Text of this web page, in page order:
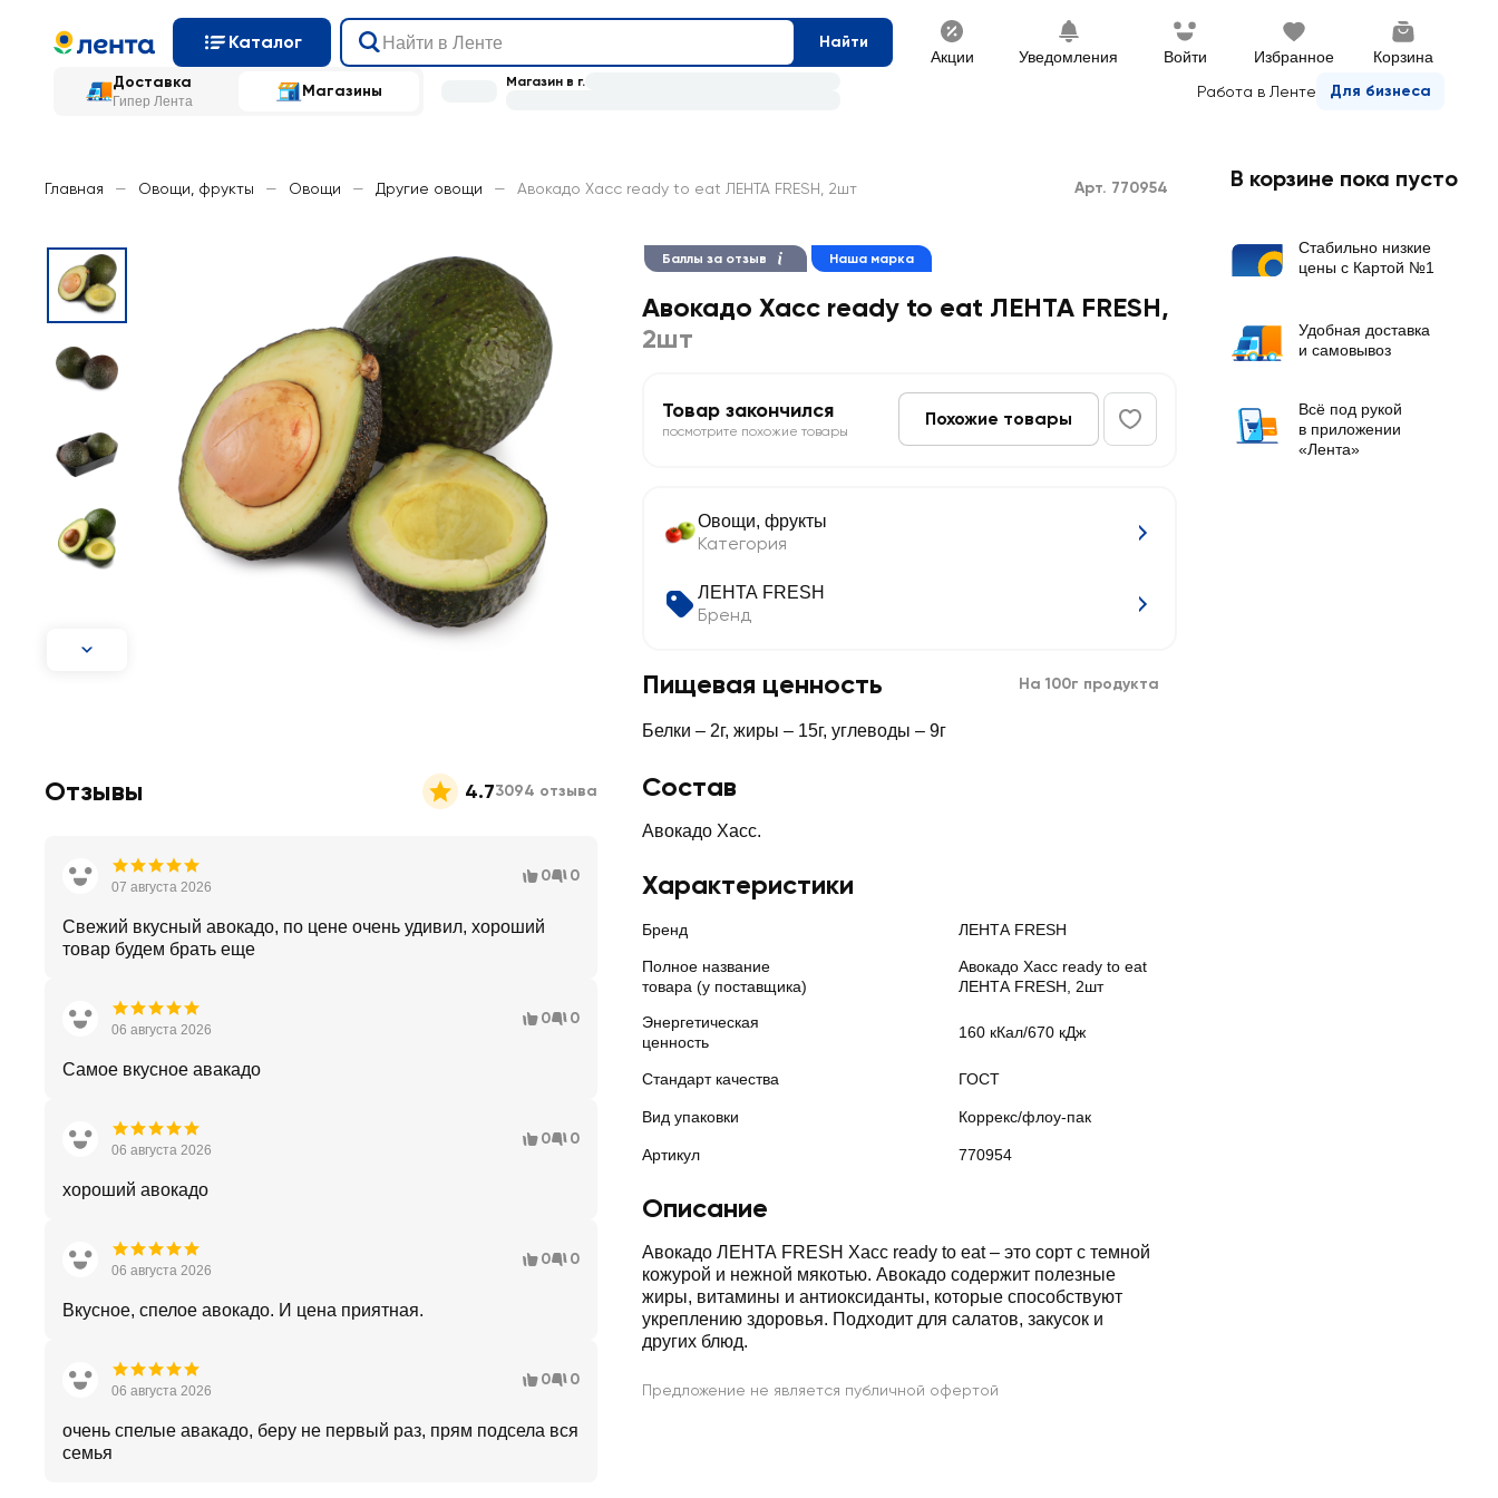
Каталог Найти
Акции Уведомления Войти Избранное Корзина
Доставка
Гипер Лента
Магазины Работа в Ленте Для бизнеса
Магазин в г.
Главная — Овощи, фрукты — Овощи — Другие овощи — Авокадо Хасс ready to eat ЛЕНТА FRESH, 2шт Арт. 770954
Баллы за отзыв Наша марка
Авокадо Хасс ready to eat ЛЕНТА FRESH,
2шт
Товар закончился
посмотрите похожие товары
Похожие товары
Овощи, фрукты
Категория
ЛЕНТА FRESH
Бренд
Пищевая ценность На 100г продукта
Белки – 2г, жиры – 15г, углеводы – 9г
Состав
Авокадо Хасс.
Характеристики
Бренд ЛЕНТА FRESH
Полное название
товара (у поставщика)
Авокадо Хасс ready to eat
ЛЕНТА FRESH, 2шт
Энергетическая
ценность
160 кКал/670 кДж
Стандарт качества ГОСТ
Вид упаковки Коррекс/флоу-пак
Артикул 770954
Описание
Авокадо ЛЕНТА FRESH Хасс ready to eat – это сорт с темной
кожурой и нежной мякотью. Авокадо содержит полезные
жиры, витамины и антиоксиданты, которые способствуют
укреплению здоровья. Подходит для салатов, закусок и
других блюд.
Предложение не является публичной офертой
Отзывы 4.73094 отзыва
07 августа 2026
0 0
Свежий вкусный авокадо, по цене очень удивил, хороший
товар будем брать еще
06 августа 2026
0 0
Самое вкусное авакадо
06 августа 2026
0 0
хороший авокадо
06 августа 2026
0 0
Вкусное, спелое авокадо. И цена приятная.
06 августа 2026
0 0
очень спелые авакадо, беру не первый раз, прям подсела вся
семья
В корзине пока пусто
Стабильно низкие
цены с Картой №1
Удобная доставка
и самовывоз
Всё под рукой
в приложении
«Лента»